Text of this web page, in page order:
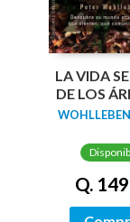
LA VIDA
DE LOS
Q.